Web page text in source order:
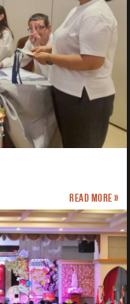
Read more »